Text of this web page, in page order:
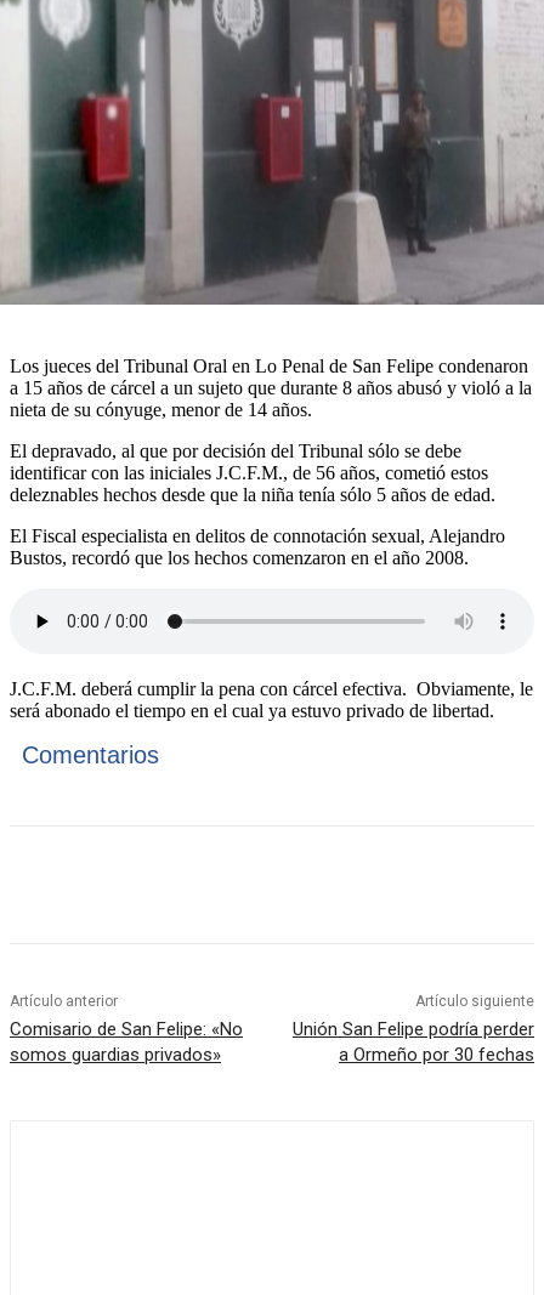
Los jueces del Tribunal Oral en Lo Penal de San Felipe condenaron
a 15 años de cárcel a un sujeto que durante 8 años abusó y violó a la
nieta de su cónyuge, menor de 14 años.
El depravado, al que por decisión del Tribunal sólo se debe
identificar con las iniciales J.C.F.M., de 56 años, cometió estos
deleznables hechos desde que la niña tenía sólo 5 años de edad.
El Fiscal especialista en delitos de connotación sexual, Alejandro
Bustos, recordó que los hechos comenzaron en el año 2008.
J.C.F.M. deberá cumplir la pena con cárcel efectiva. Obviamente, le
será abonado el tiempo en el cual ya estuvo privado de libertad.
Comentarios
Artículo anterior
Comisario de San Felipe: «No
somos guardias privados»
Artículo siguiente
Unión San Felipe podría perder
a Ormeño por 30 fechas